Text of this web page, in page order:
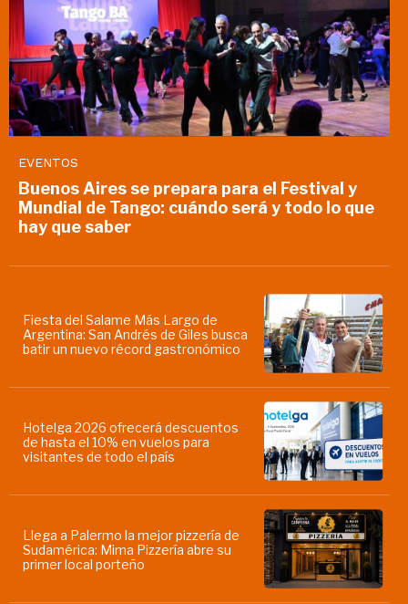
EVENTOS
Buenos Aires se prepara para el Festival y
Mundial de Tango: cuándo será y todo lo que
hay que saber
Fiesta del Salame Más Largo de
Argentina: San Andrés de Giles busca
batir un nuevo récord gastronómico
Hotelga 2026 ofrecerá descuentos
de hasta el 10% en vuelos para
visitantes de todo el país
Llega a Palermo la mejor pizzería de
Sudamérica: Mima Pizzería abre su
primer local porteño